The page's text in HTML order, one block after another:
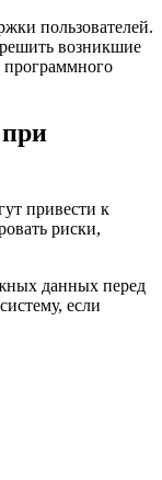
пользователей.
возникшие
программного
привести к
риски,
данных перед
если